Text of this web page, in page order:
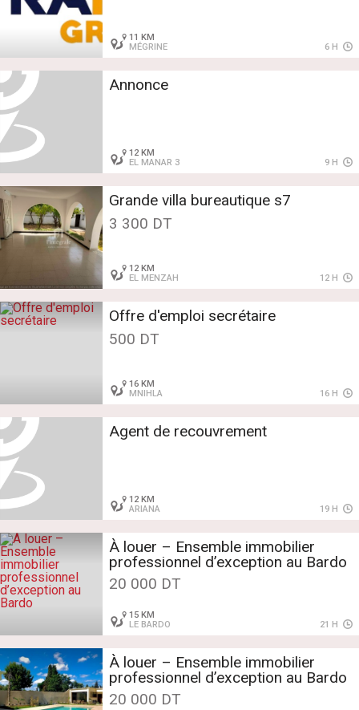
11 KM
MÉGRINE
6 H
Annonce
12 KM
EL MANAR 3
9 H
Grande villa bureautique s7
3 300 DT
12 KM
EL MENZAH
12 H
Offre d'emploi secrétaire
500 DT
16 KM
MNIHLA
16 H
Agent de recouvrement
12 KM
ARIANA
19 H
À louer – Ensemble immobilier
professionnel d’exception au Bardo
20 000 DT
15 KM
LE BARDO
21 H
À louer – Ensemble immobilier
professionnel d’exception au Bardo
20 000 DT